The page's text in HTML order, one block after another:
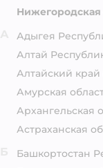
Нижегородская
Адыгея
Алтай
Алтайский край
Амурская
Архангельская
Астраханская
Башкортостан